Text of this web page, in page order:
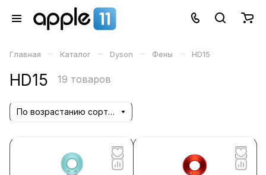
Главная – Каталог – Dyson – Фены – HD15
HD15 19 товаров
По возрастанию сортировки